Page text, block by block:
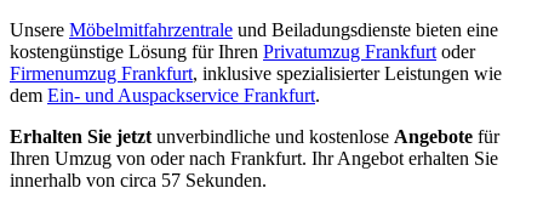
Unsere Möbelmitfahrzentrale und Beiladungsdienste bieten eine
kostengünstige Lösung für Ihren Privatumzug Frankfurt oder
Firmenumzug Frankfurt, inklusive spezialisierter Leistungen wie
dem Ein- und Auspackservice Frankfurt.
Erhalten Sie jetzt unverbindliche und kostenlose Angebote für
Ihren Umzug von oder nach Frankfurt. Ihr Angebot erhalten Sie
innerhalb von circa 57 Sekunden.